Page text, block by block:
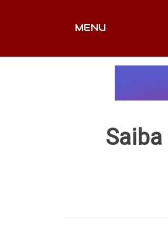
MENU